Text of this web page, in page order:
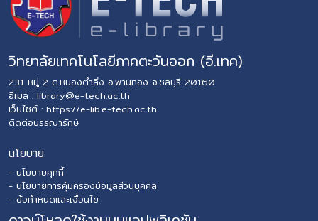
วิทยาลัยเทคโนโลยีภาคตะวันออก (อี.เทค)
231 หมู่ 2 ต.หนองตำลึง อ.พานทอง จ.ชลบุรี 20160
อีเมล : library@e-tech.ac.th
เว็บไซต์ : https://e-lib.e-tech.ac.th
ติดต่อบรรณารักษ์
นโยบาย
- นโยบายคุกกี้
- นโยบายการคุ้มครองข้อมูลส่วนบุคคล
- ข้อกำหนดและเงื่อนไข